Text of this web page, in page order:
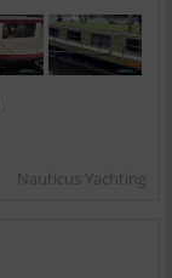
Nauticus Yachting